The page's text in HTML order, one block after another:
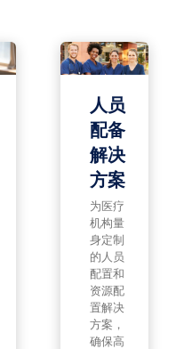
人员
配备
解决
方案
为医疗
机构量
身定制
的人员
配置和
资源配
置解决
方案，
确保高